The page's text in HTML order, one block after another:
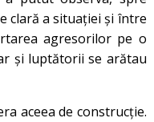
clară a situației și între
agresorilor pe o
și luptătorii se arătau
aceea de construcție.